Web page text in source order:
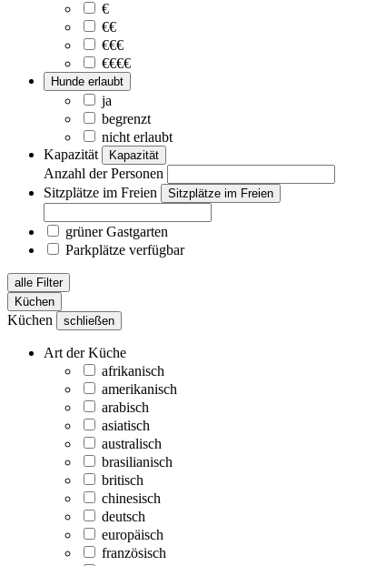
€
€€
€€€
€€€€
Hunde erlaubt
ja
begrenzt
nicht erlaubt
Kapazität
Kapazität
Anzahl der Personen
Sitzplätze im Freien
Sitzplätze im Freien
grüner Gastgarten
Parkplätze verfügbar
alle Filter
Küchen
Küchen schließen
Art der Küche
afrikanisch
amerikanisch
arabisch
asiatisch
australisch
brasilianisch
britisch
chinesisch
deutsch
europäisch
französisch